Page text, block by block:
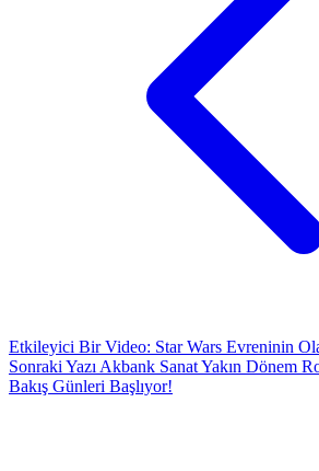
Etkileyici Bir Video: Star Wars Evreninin
Sonraki Yazı Akbank Sanat Yakın Dönem
Bakış Günleri Başlıyor!